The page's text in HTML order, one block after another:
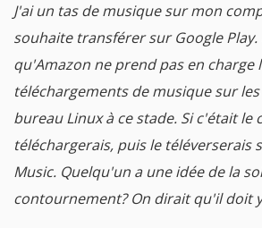
J'ai un tas de musique sur mon
souhaite transférer sur Google Play.
qu'Amazon ne prend pas en charge
téléchargements de musique sur
bureau Linux à ce stade. Si c'était le
téléchargerais, puis le téléverserais
Music. Quelqu'un a une idée de la
contournement? On dirait qu'il doit